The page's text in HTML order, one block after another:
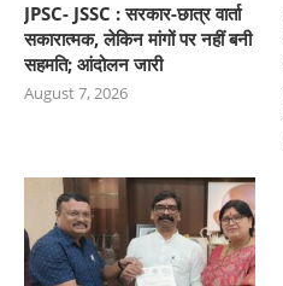
JPSC- JSSC : सरकार-छात्र वार्ता
सकारात्मक, लेकिन मांगों पर नहीं बनी
सहमति; आंदोलन जारी
August 7, 2026